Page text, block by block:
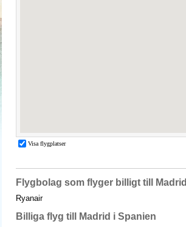
Flygbolag som flyger billigt till Madrid
Ryanair
Billiga flyg till Madrid i Spanien